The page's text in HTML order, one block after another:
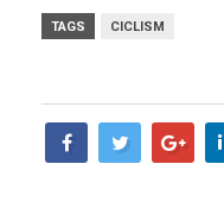
TAGS CICLISM